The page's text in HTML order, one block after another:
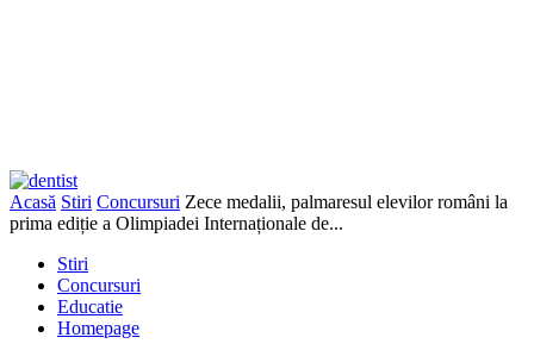
Acasă Stiri Concursuri Zece medalii, palmaresul elevilor români la
prima ediție a Olimpiadei Internaționale de...
Stiri
Concursuri
Educatie
Homepage